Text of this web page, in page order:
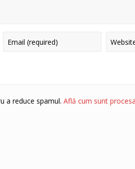
a reduce spamul. Află cum sunt